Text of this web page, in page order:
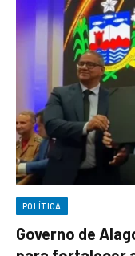
POLÍTICA
Governo de